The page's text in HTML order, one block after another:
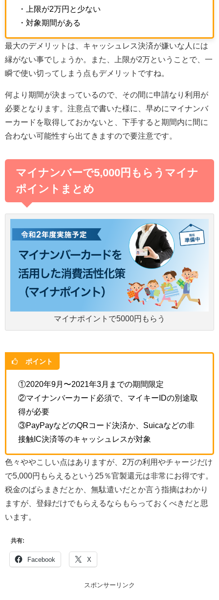
・上限が2万円と少ない
・対象期間がある
最大のデメリットは、キャッシュレス決済が嫌いな人には
縁がない事でしょうか。また、上限が2万ということで、一
瞬で使い切ってしまう点もデメリットですね。
何より期間が決まっているので、その間に申請なり利用が
必要となります。注意点で書いた様に、早めにマイナンバ
ーカードを取得しておかないと、下手すると期間内に間に
合わない可能性すら出てきますので要注意です。
マイナンバーで5,000円もらうマイナ
ポイントまとめ
マイナポイントで5000円もらう
ポイント
①2020年9月〜2021年3月までの期間限定
②マイナンバーカード必須で、マイキーIDの別途取
得が必要
③PayPayなどのQRコード決済か、Suicaなどの非
接触IC決済等のキャッシュレスが対象
色々ややこしい点はありますが、2万の利用やチャージだけ
で5,000円もらえるという25％官製還元は非常にお得です。
税金のばらまきだとか、無駄遣いだとか言う指摘はわかり
ますが、登録だけでもらえるならもらっておくべきだと思
います。
共有:
Facebook X
スポンサーリンク